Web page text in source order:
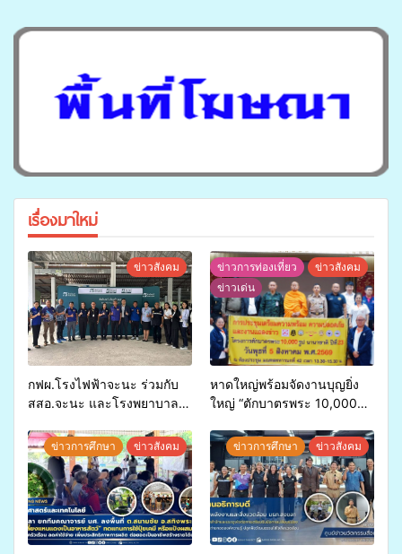
เรื่องมาใหม่
ข่าวสังคม
กฟผ.โรงไฟฟ้าจะนะ ร่วมกับ
สสอ.จะนะ และโรงพยาบาล
แพทย์เคลื่อนที่ ประจำปี 2569
ข่าวการท่องเที่ยว
ข่าวสังคม
ข่าวเด่น
หาดใหญ่พร้อมจัดงานบุญยิ่ง
ใหญ่ “ตักบาตรพระ 10,000
พ่อ” ปีที่ 23 รวมพลัง
พุทธศาสนิกชน 4 ประเทศ
สืบสานประเพณีแห่งศรัทธา
ข่าวการศึกษา ข่าวสังคม ข่าวการศึกษา ข่าวสังคม